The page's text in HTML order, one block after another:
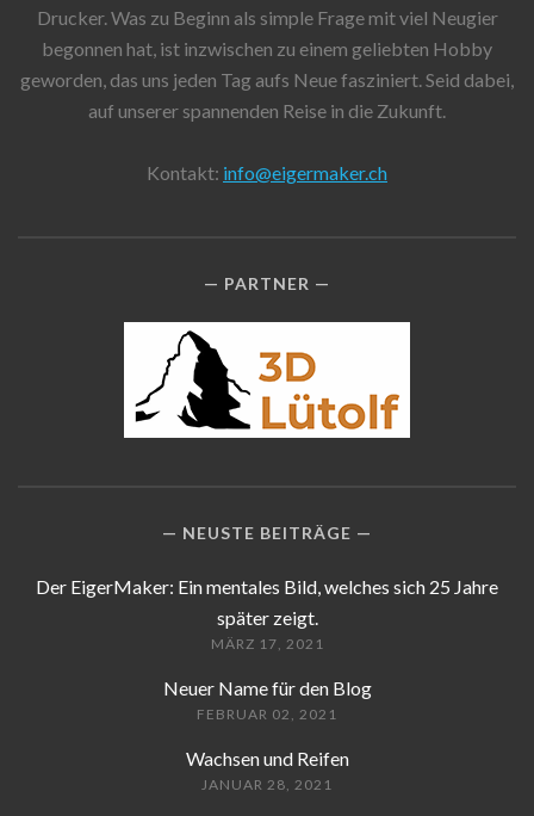
Drucker. Was zu Beginn als simple Frage mit viel Neugier
begonnen hat, ist inzwischen zu einem geliebten Hobby
geworden, das uns jeden Tag aufs Neue fasziniert. Seid dabei,
auf unserer spannenden Reise in die Zukunft.
Kontakt: info@eigermaker.ch
PARTNER
NEUSTE BEITRÄGE
Der EigerMaker: Ein mentales Bild, welches sich 25 Jahre
später zeigt.
MÄRZ 17, 2021
Neuer Name für den Blog
FEBRUAR 02, 2021
Wachsen und Reifen
JANUAR 28, 2021